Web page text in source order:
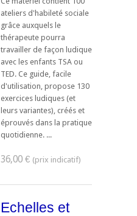
ateliers d'habileté sociale
grâce auxquels le
thérapeute pourra
travailler de façon ludique
avec les enfants TSA ou
TED. Ce guide, facile
d'utilisation, propose 130
exercices ludiques (et
leurs variantes), créés et
éprouvés dans la pratique
quotidienne. ...
36,00 €
Echelles et